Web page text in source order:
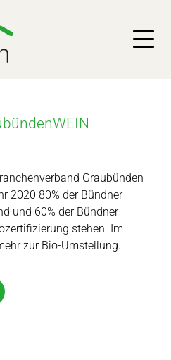
Graubünden
2020 80% der Bündner
und 60% der Bündner
stehen. Im
zur Bio-Umstellung.